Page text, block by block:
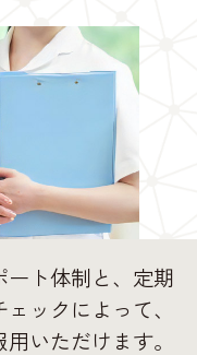
ト体制と、定期
ックによって、
いただけます。